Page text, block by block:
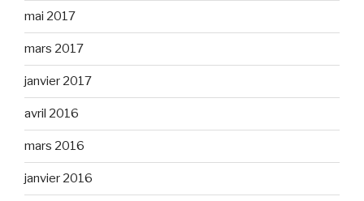
mai 2017
mars 2017
janvier 2017
avril 2016
mars 2016
janvier 2016